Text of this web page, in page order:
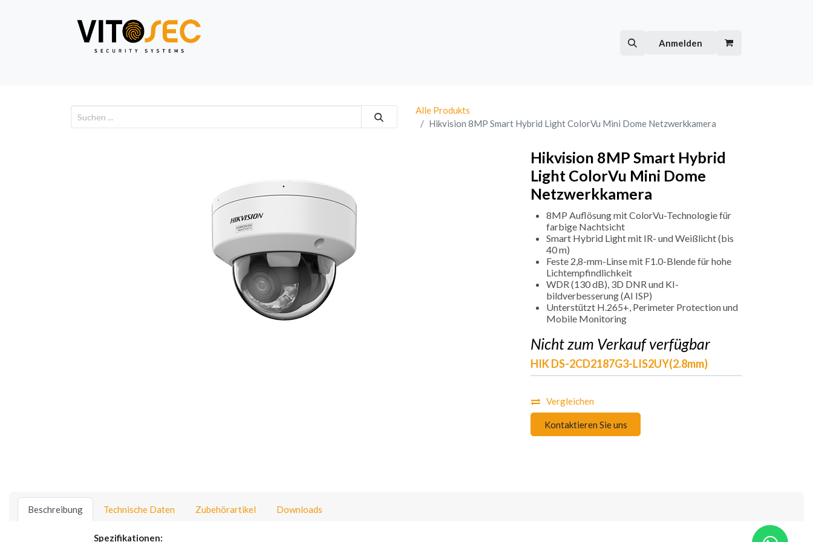
Video Alarm Anmelden
Alle Produkts
Hikvision 8MP Smart Hybrid Light ColorVu Mini Dome Netzwerkkamera
Hikvision 8MP Smart Hybrid
Light ColorVu Mini Dome
Netzwerkkamera
8MP Auflösung mit ColorVu-Technologie für
farbige Nachtsicht
Smart Hybrid Light mit IR- und Weißlicht (bis
40 m)
Feste 2,8-mm-Linse mit F1.0-Blende für hohe
Lichtempfindlichkeit
WDR (130 dB), 3D DNR und KI-
bildverbesserung (AI ISP)
Unterstützt H.265+, Perimeter Protection und
Mobile Monitoring
Nicht zum Verkauf verfügbar
HIK DS-2CD2187G3-LIS2UY(2.8mm)
Vergleichen
Kontaktieren Sie uns
Beschreibung Technische Daten Zubehörartikel Downloads
Spezifikationen: